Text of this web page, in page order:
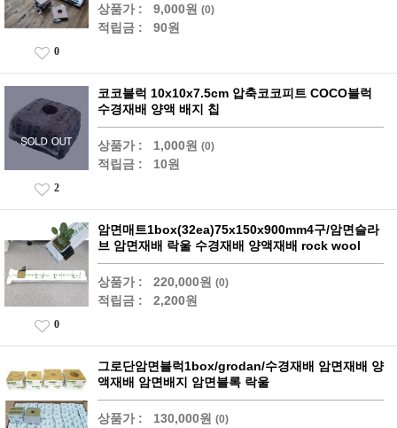
상품가 : 9,000원 (0)
적립금 : 90원
0
코코블럭 10x10x7.5cm 압축코코피트 COCO블럭
수경재배 양액 배지 칩
상품가 : 1,000원 (0)
적립금 : 10원
2
암면매트1box(32ea)75x150x900mm4구/암면슬라
브 암면재배 락울 수경재배 양액재배 rock wool
상품가 : 220,000원 (0)
적립금 : 2,200원
0
그로단암면블럭1box/grodan/수경재배 암면재배 양
액재배 암면배지 암면블록 락울
상품가 : 130,000원 (0)